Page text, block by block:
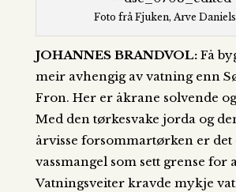
Foto frå Fjuken, Arve
JOHANNES BRANDVOL:Få
meir avhengig av vatning enn
Fron. Her er åkrane solvende
Med den tørkesvake jorda og
årvisse forsommartørken er det
vassmangel som sett grense for
Vatningsveiter kravde mykje